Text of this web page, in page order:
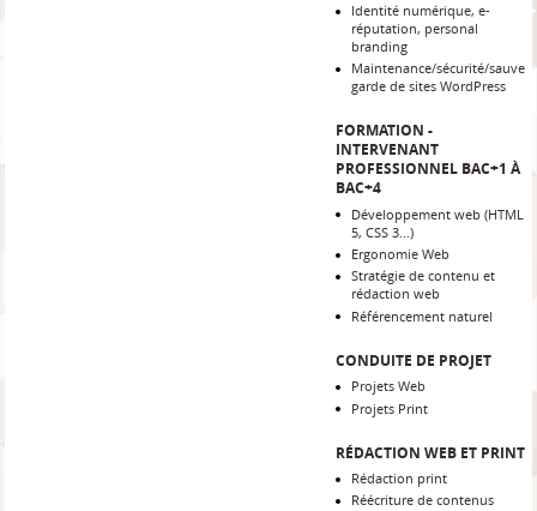
Identité numérique, e-
réputation, personal
branding
Maintenance/sécurité/sauve
garde de sites WordPress
FORMATION -
INTERVENANT
PROFESSIONNEL BAC+1 À
BAC+4
Développement web (HTML
5, CSS 3...)
Ergonomie Web
Stratégie de contenu et
rédaction web
Référencement naturel
CONDUITE DE PROJET
Projets Web
Projets Print
RÉDACTION WEB ET PRINT
Rédaction print
Réécriture de contenus